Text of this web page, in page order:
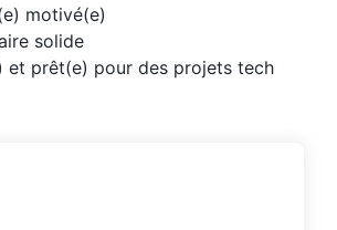
motivé(e)
solide
et prêt(e) pour des projets tech